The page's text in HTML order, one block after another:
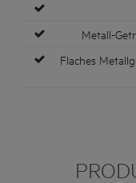
Metall-
Flaches